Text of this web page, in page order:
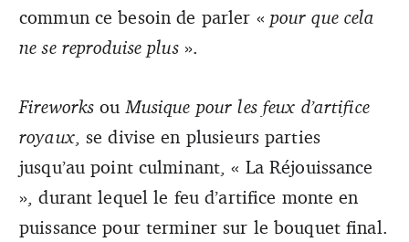
commun ce besoin de parler « pour que cela
ne se reproduise plus».
Fireworks ouMusique pour les feux d’artifice
royaux, se divise en plusieurs parties
jusqu’au point culminant, « La Réjouissance
», durant lequel le feu d’artifice monte en
puissance pour terminer sur le bouquet final.